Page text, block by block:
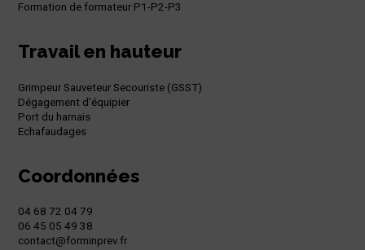
Formation de formateur P1-P2-P3
Travail en hauteur
Grimpeur Sauveteur Secouriste (GSST)
Dégagement d’équipier
Port du harnais
Echafaudages
Coordonnées
04 68 72 04 79
06 45 05 49 38
contact@forminprev.fr